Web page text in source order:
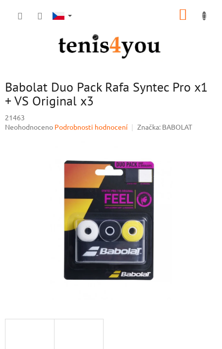
Babolat Duo Pack Rafa Syntec Pro x1
+ VS Original x3
21463
Průměrné
Neohodnoceno Podrobnosti hodnocení Značka: BABOLAT